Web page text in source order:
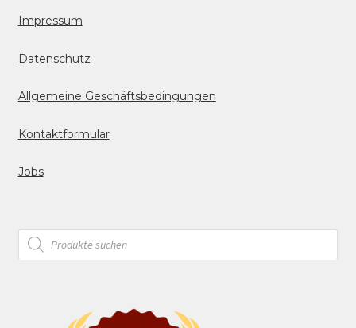
Impressum
Datenschutz
Allgemeine Geschäftsbedingungen
Kontaktformular
Jobs
Products
search